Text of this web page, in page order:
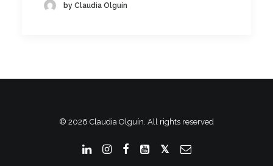
by Claudia Olguín
© 2026 Claudia Olguín. All rights reserved